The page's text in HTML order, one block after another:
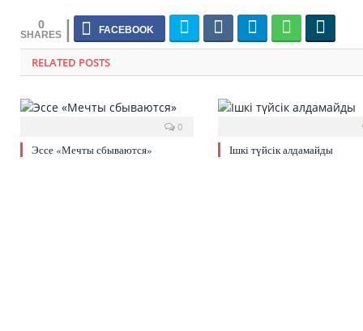
0
RELATED POSTS
0
Эссе «Мечты сбываются» Ішкі түйсік алдамайды